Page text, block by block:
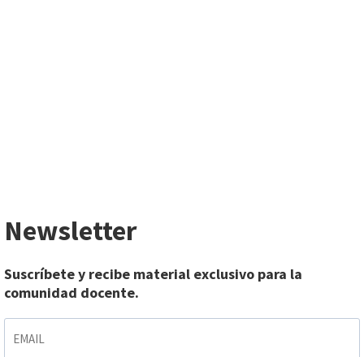
Newsletter
Suscríbete y recibe material exclusivo para la
comunidad docente.